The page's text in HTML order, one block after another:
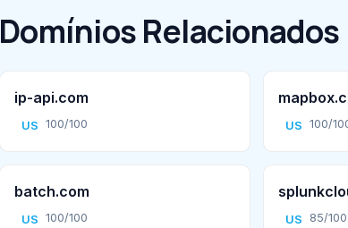
Domínios Relacionados
ip-api.com
US 100/100 US 100/
batch.com
US 100/100 US 85/100